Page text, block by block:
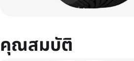
คุณสมบัติ